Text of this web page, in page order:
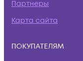
Партнеры
Карта сайта
ПОКУПАТЕЛЯМ